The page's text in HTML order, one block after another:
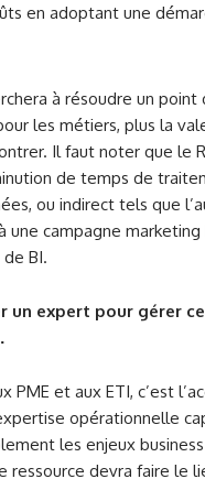
en adoptant une
à résoudre un
les métiers, plus la
Il faut noter que le
de temps de
ou indirect tels que
une campagne marketing
BI.
un expert pour gérer
PME et aux ETI, c’est
opérationnelle
les enjeux
ressource devra faire le